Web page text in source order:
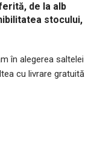
de la alb
stocului,
în alegerea saltelei
cu livrare gratuită